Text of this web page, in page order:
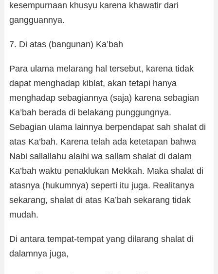
kesempurnaan khusyu karena khawatir dari
gangguannya.
7. Di atas (bangunan) Ka’bah
Para ulama melarang hal tersebut, karena tidak
dapat menghadap kiblat, akan tetapi hanya
menghadap sebagiannya (saja) karena sebagian
Ka’bah berada di belakang punggungnya.
Sebagian ulama lainnya berpendapat sah shalat di
atas Ka’bah. Karena telah ada ketetapan bahwa
Nabi sallallahu alaihi wa sallam shalat di dalam
Ka’bah waktu penaklukan Mekkah. Maka shalat di
atasnya (hukumnya) seperti itu juga. Realitanya
sekarang, shalat di atas Ka’bah sekarang tidak
mudah.
Di antara tempat-tempat yang dilarang shalat di
dalamnya juga,